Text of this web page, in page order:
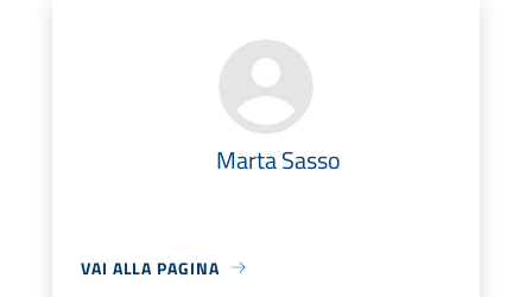
Marta Sasso
VAI ALLA PAGINA